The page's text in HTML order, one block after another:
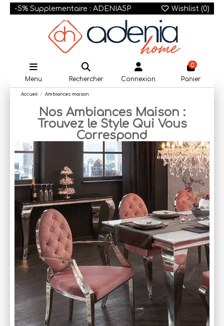
-5% Supplementaire : ADENIA5P Wishlist (0)
Menu Rechercher Connexion
0
Panier
Accueil Ambiances maison
Nos Ambiances Maison :
Trouvez le Style Qui Vous
Correspond